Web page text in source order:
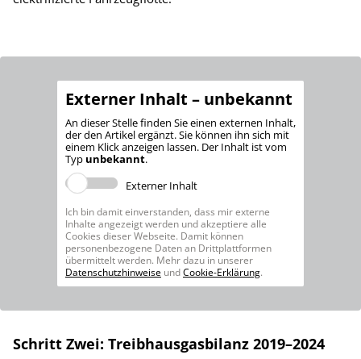
Externer Inhalt – unbekannt
An dieser Stelle finden Sie einen externen Inhalt,
der den Artikel ergänzt. Sie können ihn sich mit
einem Klick anzeigen lassen. Der Inhalt ist vom
Typ unbekannt.
Externer Inhalt
Ich bin damit einverstanden, dass mir externe
Inhalte angezeigt werden und akzeptiere alle
Cookies dieser Webseite. Damit können
personenbezogene Daten an Drittplattformen
übermittelt werden. Mehr dazu in unserer
Datenschutzhinweise undCookie-Erklärung.
Schritt Zwei: Treibhausgasbilanz 2019–2024